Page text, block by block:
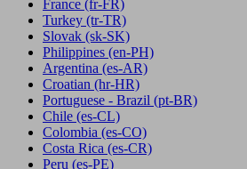
France (fr-FR)
Turkey (tr-TR)
Slovak (sk-SK)
Philippines (en-PH)
Argentina (es-AR)
Croatian (hr-HR)
Portuguese - Brazil (pt-BR)
Chile (es-CL)
Colombia (es-CO)
Costa Rica (es-CR)
Peru (es-PE)